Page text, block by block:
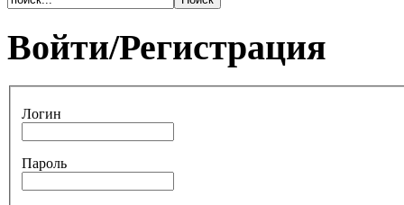
Войти/Регистрация
Логин
Пароль